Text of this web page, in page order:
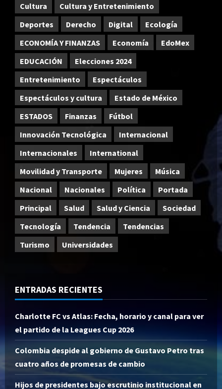
Cultura
Cultura y Entretenimiento
Deportes
Derecho Digital
Ecología
ECONOMÍA Y FINANZAS
Economía
EdoMex
EDUCACIÓN
Elecciones 2024
Entretenimiento
Espectáculos
Espectáculos y cultura
Estado de México
ESTADOS
Finanzas
Fútbol
Innovación Tecnológica
Internacional
Internacionales
International
Movilidad y Transporte
Mujeres
Música
Nacional
Nacionales Política
Portada
Principal
Salud Salud y Ciencia
Sociedad
Tecnología
Tendencia
Tendencias
Turismo
Universidades
ENTRADAS RECIENTES
Charlotte FC vs Atlas: Fecha, horario y canal para ver
el partido de la Leagues Cup 2026
Colombia despide al gobierno de Gustavo Petro tras
cuatro años de promesas de cambio
Hijos de presidentes bajo escrutinio institucional en